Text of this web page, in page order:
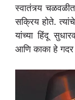
स्वातंत्र्य
सक्रिय होते.
यांच्या हिंदू
आणि काका हे गदर